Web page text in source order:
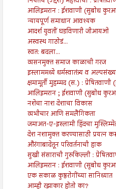
आलिइमरान : ईशवाणी (सुबोध
न्यायपूर्ण समाधान आवश्यक
आदर्श युवतीं घडविणारी जीआयओ
अस्वस्थ गाठोडं...
स्वत: बदला...
व्यसनमुक्त समाज काळाची गरज
इस्लाममध्ये धर्मस्वातंत्र्य व
क्षमामूर्ती मुहम्मद (स.) : प्रेषितवाणी
आलिइमरान ; ईशवाणी (सुबोध
नशेचा नाश देशाचा विकास
व्यभीचार आणि समलैंगिकता
जमाअत-ए-इस्लामी हिंदचा
देश नशामुक्त करण्यासाठी प्रयत्न
औरंगाबादेतून परिवर्तनाची हाक
सुखी संसाराची गुरुकिल्ली :
आलिइमरान : ईशवाणी (सुबोध
एक सकाळ कुष्ठरोगींच्या सानिध्यात
आम्ही रझाकार होतो का?